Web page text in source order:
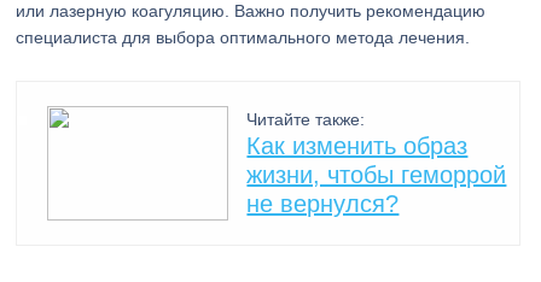
или лазерную коагуляцию. Важно получить рекомендацию
специалиста для выбора оптимального метода лечения.
Читайте также:
Как изменить образ
жизни, чтобы геморрой
не вернулся?